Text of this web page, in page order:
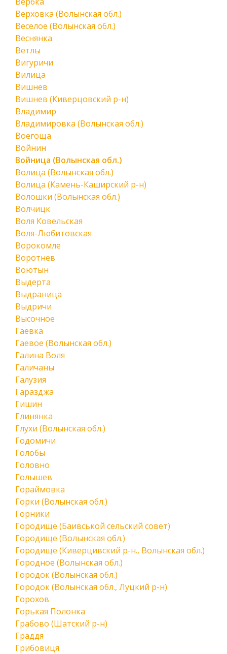
Верховка (Волынская обл.)
Веселое (Волынская обл.)
Веснянка
Ветлы
Вигуричи
Вилица
Вишнев
Вишнев (Киверцовский р-н)
Владимир
Владимировка (Волынская обл.)
Воегоща
Войнин
Войница (Волынская обл.)
Волица (Волынская обл.)
Волица (Камень-Каширский р-н)
Волошки (Волынская обл.)
Волчицк
Воля Ковельская
Воля-Любитовская
Ворокомле
Воротнев
Воютын
Выдерта
Выдраница
Выдричи
Высочное
Гаевка
Гаевое (Волынская обл.)
Галина Воля
Галичаны
Галузия
Гаразджа
Гишин
Глинянка
Глухи (Волынская обл.)
Годомичи
Голобы
Головно
Голышев
Гораймовка
Горки (Волынская обл.)
Горники
Городище (Баивськой сельский совет)
Городище (Волынская обл.)
Городище (Киверцивский р-н., Волынская обл.)
Городное (Волынская обл.)
Городок (Волынская обл.)
Городок (Волынская обл., Луцкий р-н)
Горохов
Горькая Полонка
Грабово (Шатский р-н)
Граддя
Грибовиця